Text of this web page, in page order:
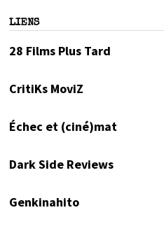
LIENS
28 Films Plus Tard
CritiKs MoviZ
Échec et (ciné)mat
Dark Side Reviews
Genkinahito